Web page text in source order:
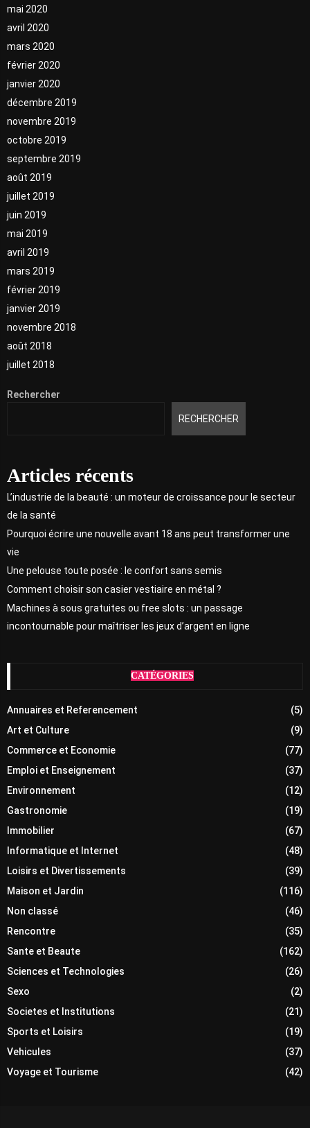
mai 2020
avril 2020
mars 2020
février 2020
janvier 2020
décembre 2019
novembre 2019
octobre 2019
septembre 2019
août 2019
juillet 2019
juin 2019
mai 2019
avril 2019
mars 2019
février 2019
janvier 2019
novembre 2018
août 2018
juillet 2018
Rechercher
RECHERCHER
Articles récents
L’industrie de la beauté : un moteur de croissance pour le secteur
de la santé
Pourquoi écrire une nouvelle avant 18 ans peut transformer une
vie
Une pelouse toute posée : le confort sans semis
Comment choisir son casier vestiaire en métal ?
Machines à sous gratuites ou free slots : un passage
incontournable pour maîtriser les jeux d’argent en ligne
CATÉGORIES
Annuaires et Referencement
(5)
Art et Culture
(9)
Commerce et Economie
(77)
Emploi et Enseignement
(37)
Environnement
(12)
Gastronomie
(19)
Immobilier
(67)
Informatique et Internet
(48)
Loisirs et Divertissements
(39)
Maison et Jardin
(116)
Non classé
(46)
Rencontre
(35)
Sante et Beaute
(162)
Sciences et Technologies
(26)
Sexo
(2)
Societes et Institutions
(21)
Sports et Loisirs
(19)
Vehicules
(37)
Voyage et Tourisme
(42)